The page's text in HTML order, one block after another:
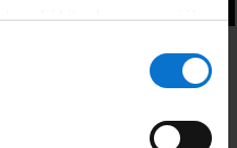
hàbits de navegació).
del lloc web de la
dendrogeomofológica
Berneses. Laia